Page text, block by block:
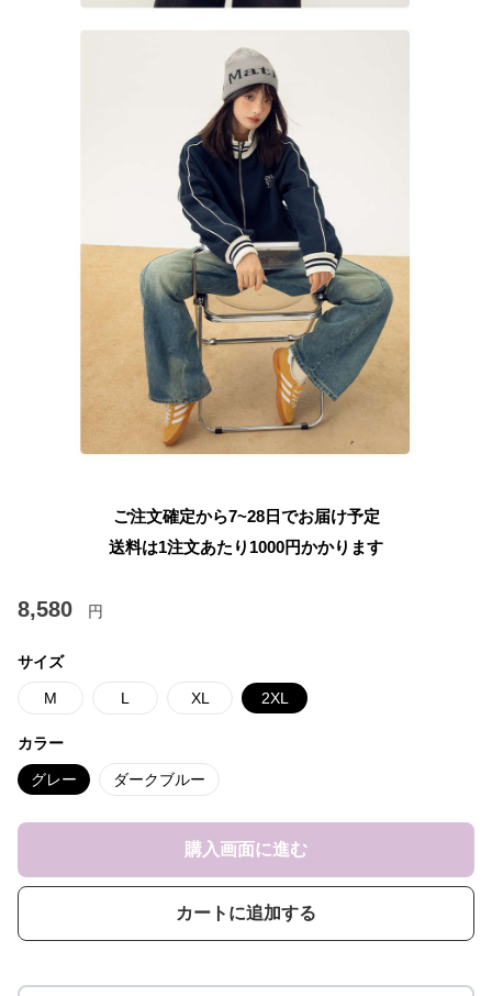
ご注文確定から7~28日でお届け予定
送料は1注文あたり 1000円かかります
8,580 円
サイズ
M L XL 2XL
カラー
グレー ダークブルー
購入画面に進む
カートに追加する